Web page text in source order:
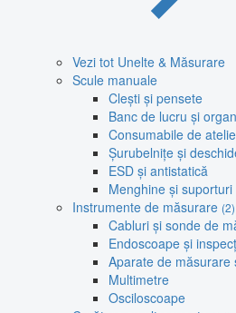
Vezi tot Unelte & Măsurare
Scule manuale
Clești și pensete
Banc de lucru și
Consumabile de
Șurubelnițe și
ESD și antistatică
Menghine și suporturi
Instrumente de măsurare (2)
Cabluri și sonde de
Endoscoape și
Aparate de măsurare
Multimetre
Osciloscoape